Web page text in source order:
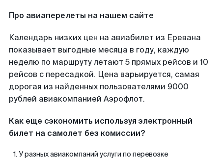
Про авиаперелеты на нашем сайте
Календарь низких цен на авиабилет из Еревана
показывает выгодные месяца в году, каждую
неделю по маршруту летают 5 прямых рейсов и 10
рейсов с пересадкой. Цена варьируется, самая
дорогая из найденных пользователями 9000
рублей авиакомпанией Аэрофлот.
Как еще сэкономить используя электронный
билет на самолет без комиссии?
У разных авиакомпаний услуги по перевозке